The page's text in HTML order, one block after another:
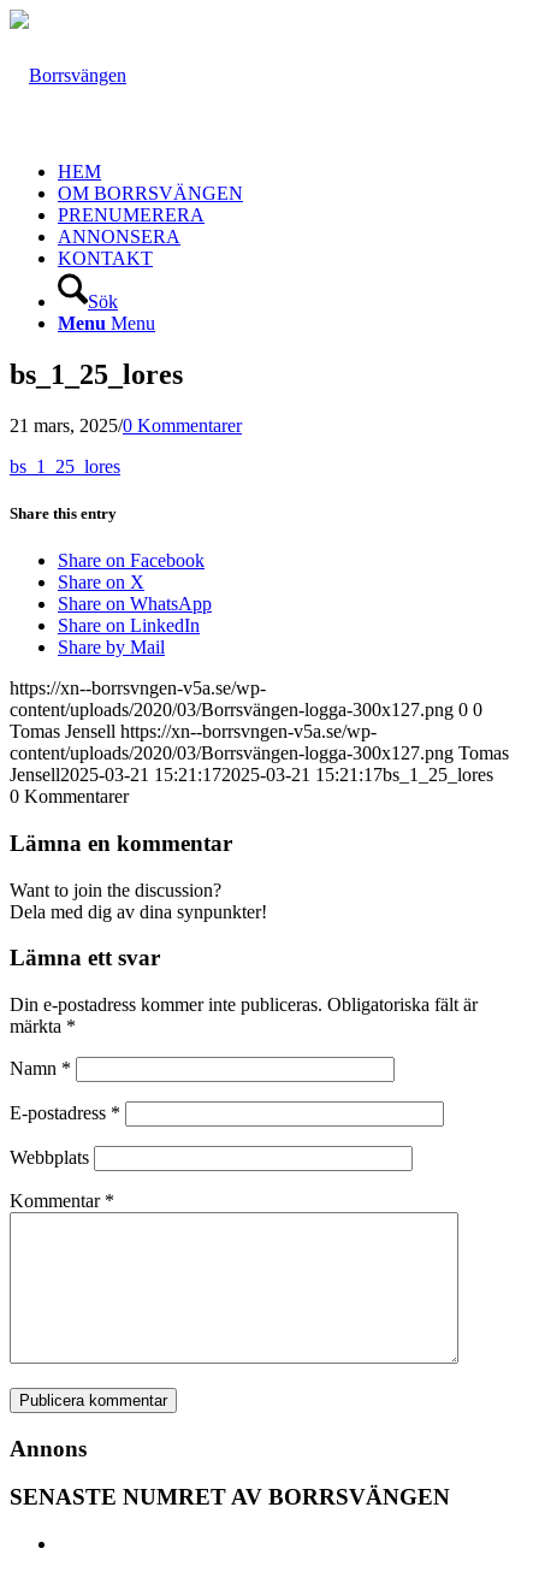
HEM
OM BORRSVÄNGEN
PRENUMERERA
ANNONSERA
KONTAKT
Sök
Menu Menu
bs_1_25_lores
21 mars, 2025/0 Kommentarer
bs_1_25_lores
Share this entry
Share on Facebook
Share on X
Share on WhatsApp
Share on LinkedIn
Share by Mail
https://xn--borrsvngen-v5a.se/wp-
content/uploads/2020/03/Borrsvängen-logga-300x127.png 0 0
Tomas Jensell https://xn--borrsvngen-v5a.se/wp-
content/uploads/2020/03/Borrsvängen-logga-300x127.png Tomas
Jensell2025-03-21 15:21:172025-03-21 15:21:17bs_1_25_lores
0 Kommentarer
Lämna en kommentar
Want to join the discussion?
Dela med dig av dina synpunkter!
Lämna ett svar
Din e-postadress kommer inte publiceras. Obligatoriska fält är
märkta *
Namn *
E-postadress *
Webbplats
Kommentar *
Annons
SENASTE NUMRET AV BORRSVÄNGEN